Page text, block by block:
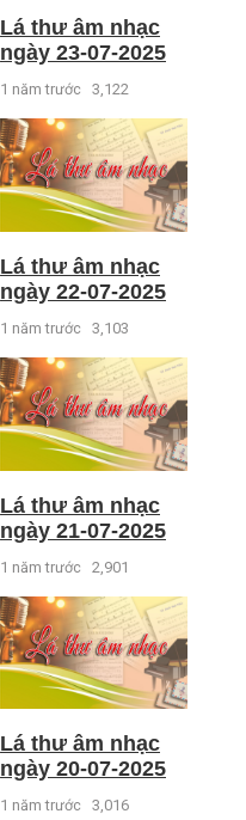
Lá thư âm nhạc
ngày 23-07-2025
1 năm trước 3,122
Lá thư âm nhạc
ngày 22-07-2025
1 năm trước 3,103
Lá thư âm nhạc
ngày 21-07-2025
1 năm trước 2,901
Lá thư âm nhạc
ngày 20-07-2025
1 năm trước 3,016